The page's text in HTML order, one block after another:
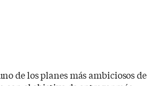
de los planes más ambiciosos de